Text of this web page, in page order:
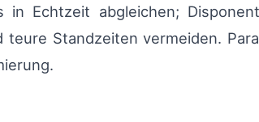
in Echtzeit abgleichen;
Standzeiten vermeiden.